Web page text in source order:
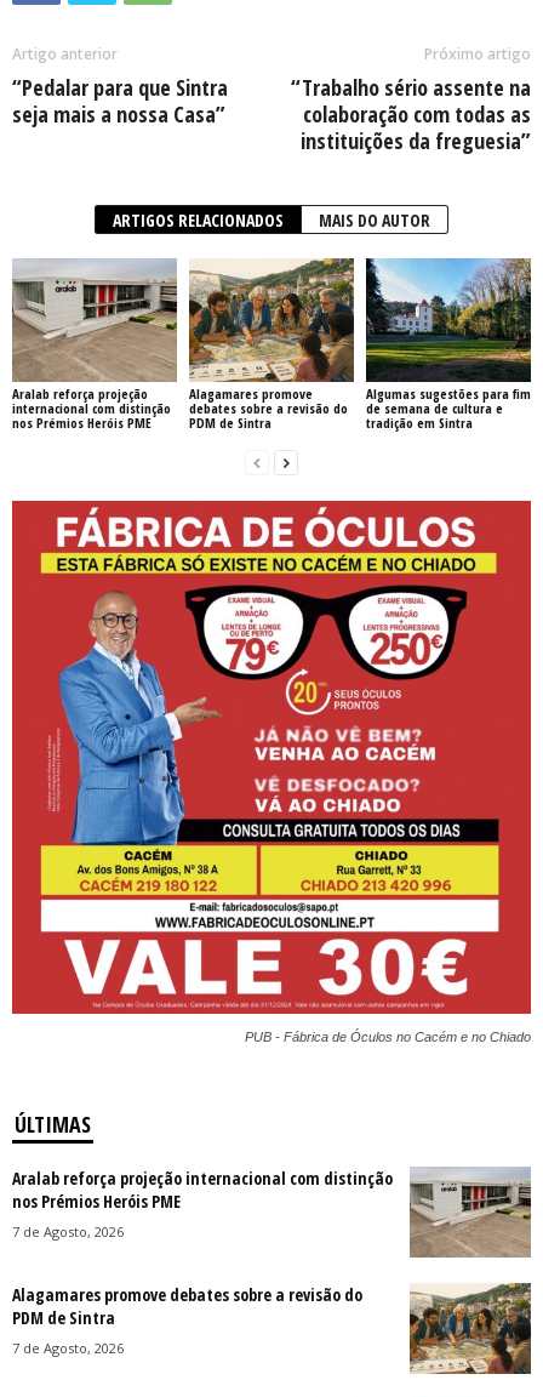
Artigo anterior
“Pedalar para que Sintra
seja mais a nossa Casa”
Próximo artigo
“Trabalho sério assente na
colaboração com todas as
instituições da freguesia”
ARTIGOS RELACIONADOS MAIS DO AUTOR
Aralab reforça projeção
internacional com distinção
nos Prémios Heróis PME
Alagamares promove
debates sobre a revisão do
PDM de Sintra
Algumas sugestões para fim
de semana de cultura e
tradição em Sintra
PUB - Fábrica de Óculos no Cacém e no Chiado
ÚLTIMAS
Aralab reforça projeção internacional com distinção
nos Prémios Heróis PME
7 de Agosto, 2026
Alagamares promove debates sobre a revisão do
PDM de Sintra
7 de Agosto, 2026